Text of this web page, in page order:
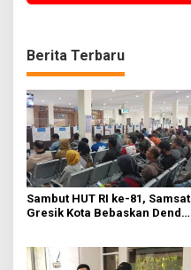
Berita Terbaru
Sambut HUT RI ke-81, Samsat
Gresik Kota Bebaskan Denda